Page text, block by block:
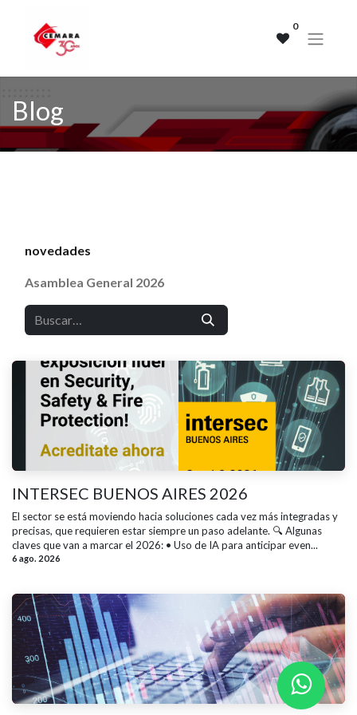
0
Blog
novedades
Asamblea General 2026
INTERSEC BUENOS AIRES 2026
El sector se está moviendo hacia soluciones cada vez más integradas y
precisas, que requieren estar siempre un paso adelante. 🔍 Algunas
claves que van a marcar el 2026: • Uso de IA para anticipar even...
6 ago. 2026